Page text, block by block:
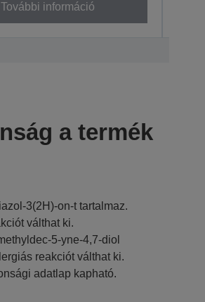
További információ
a termék
3(2H)-on-t tartalmaz.
válthat ki.
5-yne-4,7-diol
reakciót válthat ki.
adatlap kapható.